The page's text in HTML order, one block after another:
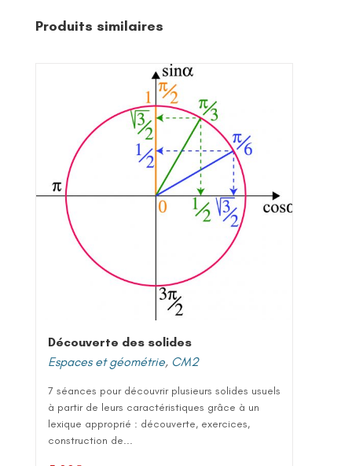
Produits similaires
Découverte des solides
Espaces et géométrie, CM2
7 séances pour découvrir plusieurs solides usuels
à partir de leurs caractéristiques grâce à un
lexique approprié : découverte, exercices,
construction de...